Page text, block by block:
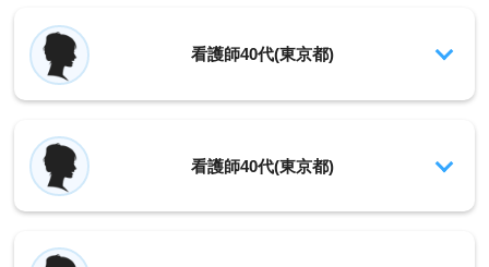
看護師40代(東京都)
看護師40代(東京都)